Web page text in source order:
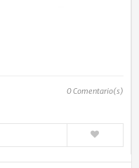
0Comentario(s)